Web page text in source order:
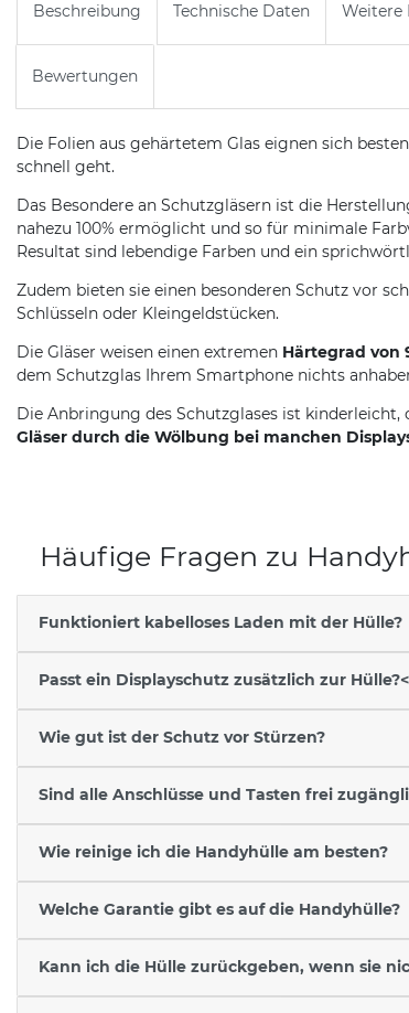
Beschreibung Technische Daten Weitere
Bewertungen
Die Folien aus gehärtetem Glas eignen sich
schnell geht.
Das Besondere an Schutzgläsern ist die
nahezu 100% ermöglicht und so für minimale
Resultat sind lebendige Farben und ein
Zudem bieten sie einen besonderen Schutz vor
Schlüsseln oder Kleingeldstücken.
Die Gläser weisen einen extremen Härtegrad von
dem Schutzglas Ihrem Smartphone nichts
Die Anbringung des Schutzglases ist kinderleicht,
Gläser durch die Wölbung bei manchen
Häufige Fragen zu
Funktioniert kabelloses Laden mit der Hülle?
Passt ein Displayschutz zusätzlich zur Hülle?<
Wie gut ist der Schutz vor Stürzen?
Sind alle Anschlüsse und Tasten frei
Wie reinige ich die Handyhülle am besten?
Welche Garantie gibt es auf die Handyhülle?
Kann ich die Hülle zurückgeben, wenn sie